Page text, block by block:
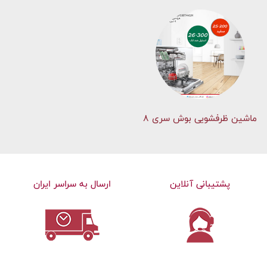
ماشین ظرفشویی بوش سری 8
پشتیبانی آنلاین ارسال به سراسر ایران